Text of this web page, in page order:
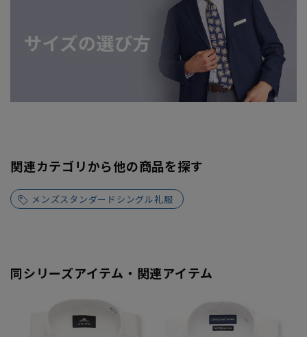
関連カテゴリから他の商品を探す
メンズスタンダードシングル礼服
同シリーズアイテム・関連アイテム